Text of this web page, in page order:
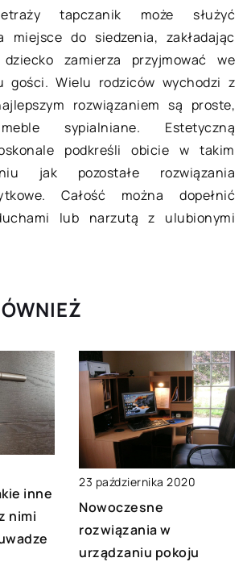
tapczanik może służyć
miejsce do siedzenia, zakładając
zamierza przyjmować we
gości. Wielu rodziców wychodzi z
rozwiązaniem są proste,
sypialniane. Estetyczną
podkreśli obicie w takim
jak pozostałe rozwiązania
Całość można dopełnić
lub narzutą z ulubionymi
inne
nimi
23 października 2020
Nowoczesne
rozwiązania w
urządzaniu pokoju